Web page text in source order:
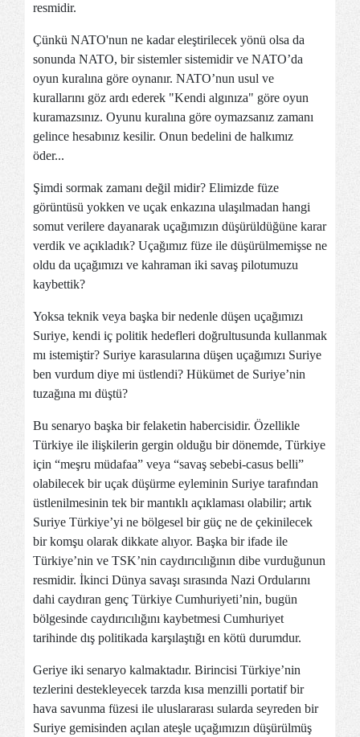
resmidir.
Çünkü NATO'nun ne kadar eleştirilecek yönü olsa da
sonunda NATO, bir sistemler sistemidir ve NATO’da
oyun kuralına göre oynanır. NATO’nun usul ve
kurallarını göz ardı ederek "Kendi algınıza" göre oyun
kuramazsınız. Oyunu kuralına göre oymazsanız zamanı
gelince hesabınız kesilir. Onun bedelini de halkımız
öder...
Şimdi sormak zamanı değil midir? Elimizde füze
görüntüsü yokken ve uçak enkazına ulaşılmadan hangi
somut verilere dayanarak uçağımızın düşürüldüğüne karar
verdik ve açıkladık? Uçağımız füze ile düşürülmemişse ne
oldu da uçağımızı ve kahraman iki savaş pilotumuzu
kaybettik?
Yoksa teknik veya başka bir nedenle düşen uçağımızı
Suriye, kendi iç politik hedefleri doğrultusunda kullanmak
mı istemiştir? Suriye karasularına düşen uçağımızı Suriye
ben vurdum diye mi üstlendi? Hükümet de Suriye’nin
tuzağına mı düştü?
Bu senaryo başka bir felaketin habercisidir. Özellikle
Türkiye ile ilişkilerin gergin olduğu bir dönemde, Türkiye
için “meşru müdafaa” veya “savaş sebebi-casus belli”
olabilecek bir uçak düşürme eyleminin Suriye tarafından
üstlenilmesinin tek bir mantıklı açıklaması olabilir; artık
Suriye Türkiye’yi ne bölgesel bir güç ne de çekinilecek
bir komşu olarak dikkate alıyor. Başka bir ifade ile
Türkiye’nin ve TSK’nin caydırıcılığının dibe vurduğunun
resmidir. İkinci Dünya savaşı sırasında Nazi Ordularını
dahi caydıran genç Türkiye Cumhuriyeti’nin, bugün
bölgesinde caydırıcılığını kaybetmesi Cumhuriyet
tarihinde dış politikada karşılaştığı en kötü durumdur.
Geriye iki senaryo kalmaktadır. Birincisi Türkiye’nin
tezlerini destekleyecek tarzda kısa menzilli portatif bir
hava savunma füzesi ile uluslararası sularda seyreden bir
Suriye gemisinden açılan ateşle uçağımızın düşürülmüş